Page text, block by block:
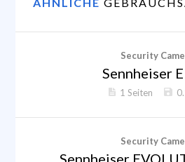
Security
Sennheiser
1 Seiten
Security
Sennheiser